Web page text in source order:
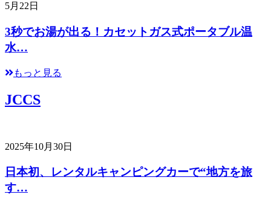
5月22日
3秒でお湯が出る！カセットガス式ポータブル温
水…
もっと見る
JCCS
2025年10月30日
日本初、レンタルキャンピングカーで“地方を旅
す…